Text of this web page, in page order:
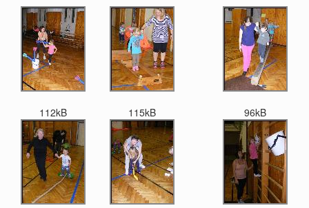
112kB 115kB 96kB